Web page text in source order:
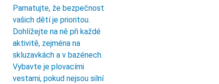
Pamatujte, že bezpečnost
vašich dětí je prioritou.
Dohlížejte na ně při každé
aktivitě, zejména na
skluzavkách a v bazénech.
Vybavte je plovacími
vestami, pokud nejsou silní